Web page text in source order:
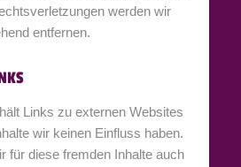
werden wir
entfernen.
Links zu externen Websites
wir keinen Einfluss haben.
für diese fremden Inhalte auch